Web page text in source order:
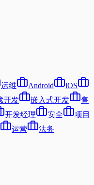
运维 Android
iOS
开发 嵌入式开发
售
开发经理 安全
项目
运营
法务